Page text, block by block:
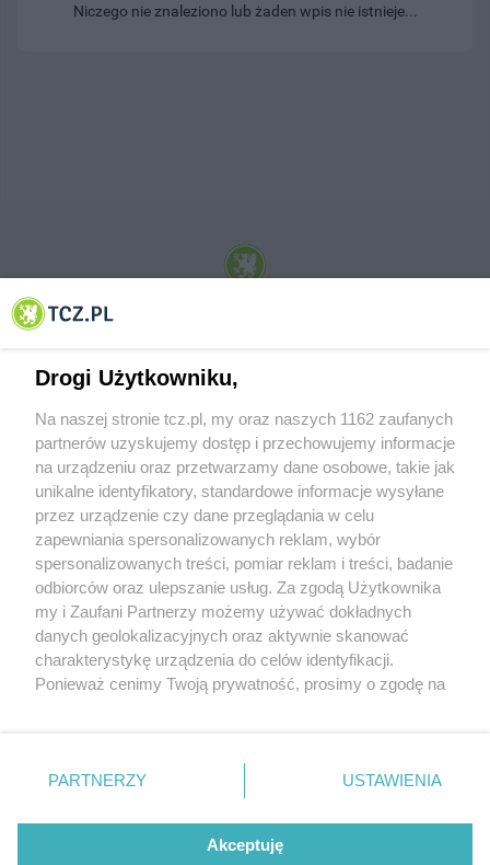
Niczego nie znaleziono lub żaden wpis nie istnieje...
© 2001-2026 Tczew - TCZ.PL Sp. z o.o. Internetowy Serwis Informacyjny Miasta
O FIRMIE POLITYKA PRYWATNOŚCI HOSTING
REKLAMA WSPÓŁPRACA RSS FACEBOOK KONTAKT
Nasze serwisy
Aktualności
Tcz24
Historia miasta
Muzyka i kultura
Archiwum wydarzeń
Zdjęcia miasta
Drogi Użytkowniku,
Na naszej stronie tcz.pl, my oraz naszych 1162 zaufanych
partnerów uzyskujemy dostęp i przechowujemy informacje
na urządzeniu oraz przetwarzamy dane osobowe, takie jak
unikalne identyfikatory, standardowe informacje wysyłane
przez urządzenie czy dane przeglądania w celu
zapewniania spersonalizowanych reklam, wybór
spersonalizowanych treści, pomiar reklam i treści, badanie
odbiorców oraz ulepszanie usług. Za zgodą Użytkownika
my i Zaufani Partnerzy możemy używać dokładnych
danych geolokalizacyjnych oraz aktywnie skanować
charakterystykę urządzenia do celów identyfikacji.
Ponieważ cenimy Twoją prywatność, prosimy o zgodę na
znajdujący się w lewym dolnym rogu strony
. Niektóre
przetwarzaniu. Preferencje będą miały zastosowania tylko
PARTNERZY USTAWIENIA
Akceptuję